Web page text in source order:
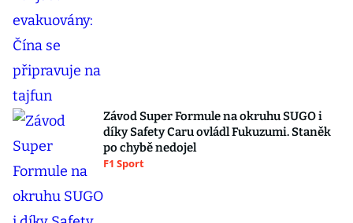
Závod Super Formule na okruhu SUGO i
díky Safety Caru ovládl Fukuzumi. Staněk
po chybě nedojel
F1 Sport